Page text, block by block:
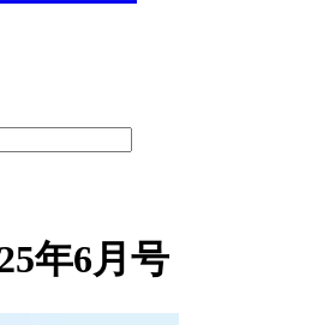
年6月号